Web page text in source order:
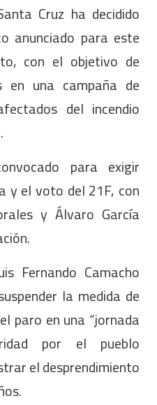
Cruz ha decidido
anunciado para este
con el objetivo de
en una campaña de
del incendio
para exigir
y el voto del 21F, con
y Álvaro García
Fernando Camacho
la medida de
paro en una “jornada
por el pueblo
el desprendimiento